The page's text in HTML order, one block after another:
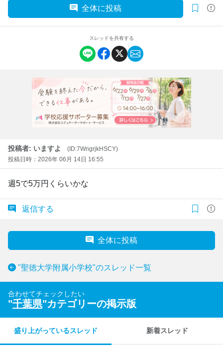
全体に投稿
スレッドを共有する
投稿者: いますよ
(ID:7WngrjkHSCY)
投稿日時：2026年 06月 14日 16:55
週5で5万円くらいかな
返信する
全体に投稿
"聖徳大学附属小学校"のスレッド一覧
合わせてチェックしたい
"千葉県"カテゴリーの掲示版
盛り上がっているスレッド 新着スレッド